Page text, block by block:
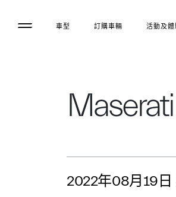
車型 訂購車輛 活動及體
2022年08月19日